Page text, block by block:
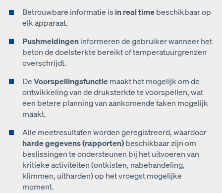
Betrouwbare informatie isin real timebeschikbaar op
elk apparaat.
Pushmeldingeninformeren de gebruiker wanneer het
beton de doelsterkte bereikt of temperatuurgrenzen
overschrijdt.
DeVoorspellingsfunctiemaakt het mogelijk om de
ontwikkeling van de druksterkte te voorspellen, wat
een betere planning van aankomende taken mogelijk
maakt.
Alle meetresultaten worden geregistreerd, waardoor
harde gegevens (rapporten)beschikbaar zijn om
beslissingen te ondersteunen bij het uitvoeren van
kritieke activiteiten (ontkisten, nabehandeling,
klimmen, uitharden) op het vroegst mogelijke
moment.